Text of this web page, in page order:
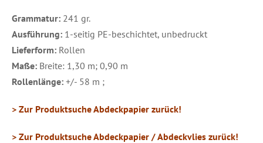
Grammatur: 241 gr.
Ausführung: 1-seitig PE-beschichtet, unbedruckt
Lieferform: Rollen
Maße: Breite: 1,30 m; 0,90 m
Rollenlänge: +/- 58 m ;
> Zur Produktsuche Abdeckpapier zurück!
> Zur Produktsuche Abdeckpapier / Abdeckvlies zurück!